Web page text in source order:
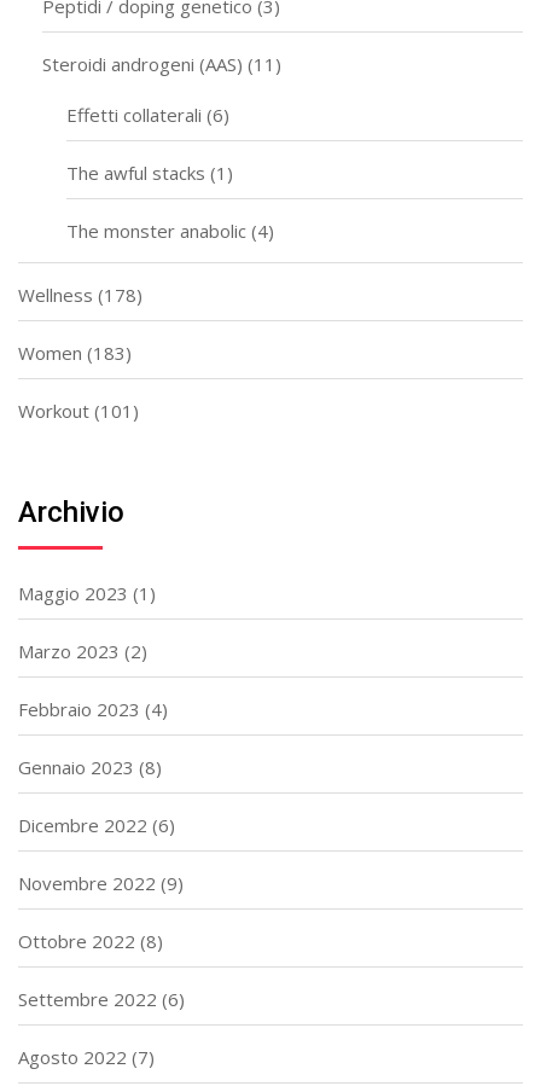
Peptidi / doping genetico (3)
Steroidi androgeni (AAS) (11)
Effetti collaterali (6)
The awful stacks (1)
The monster anabolic (4)
Wellness (178)
Women (183)
Workout (101)
Archivio
Maggio 2023 (1)
Marzo 2023 (2)
Febbraio 2023 (4)
Gennaio 2023 (8)
Dicembre 2022 (6)
Novembre 2022 (9)
Ottobre 2022 (8)
Settembre 2022 (6)
Agosto 2022 (7)